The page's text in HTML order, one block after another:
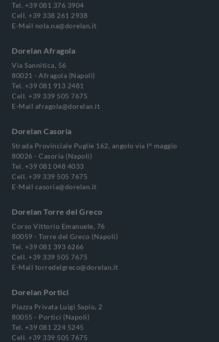
Tel. +39 081 376 3904
Cell. +39 338 261 2938
E-Mail nola.na@dorelan.it
Dorelan Afragola
Via Sannitica, 56
80021 - Afragola (Napoli)
Tel. +39 081 913 2481
Cell. +39 339 505 7675
E-Mail afragola@dorelan.it
Dorelan Casoria
Strada Provinciale Puglie 162, angolo via I° maggio
80026 - Casoria (Napoli)
Tel. +39 081 048 4033
Cell. +39 339 505 7675
E-Mail casoria@dorelan.it
Dorelan Torre del Greco
Corso Vittorio Emanuele, 76
80059 - Torre del Greco (Napoli)
Tel. +39 081 393 6266
Cell. +39 339 505 7675
E-Mail torredelgreco@dorelan.it
Dorelan Portici
Piazza Privata Luigi Sapio, 2
80055 - Portici (Napoli)
Tel. +39 081 224 5245
Cell. +39 339 505 7675